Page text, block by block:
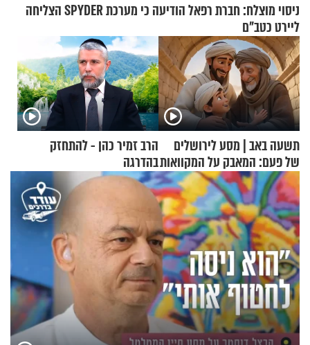
ניסוי מוצלח: חברת רפאל הודיעה כי מערכת SPYDER הצליחה
ליירט כטב"ם
תשעה באב | מסע לירושלים
של פעם: המאבק על המקוואות
הרב זמיר כהן - להתחזק
בהדרגה